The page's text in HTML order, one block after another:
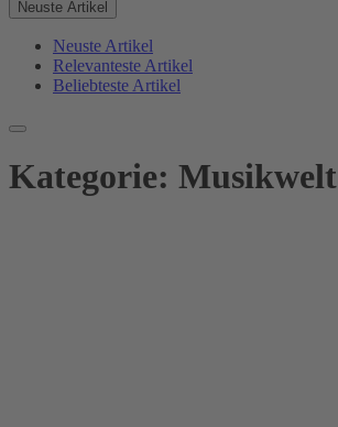
Neuste Artikel
Neuste Artikel
Relevanteste Artikel
Beliebteste Artikel
Kategorie: Musikwelt